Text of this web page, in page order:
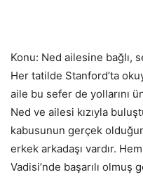
Konu: Ned ailesine bağlı,
Her tatilde Stanford’ta
aile bu sefer de yollarını
Ned ve ailesi kızıyla
kabusunun gerçek
erkek arkadaşı vardır.
Vadisi’nde başarılı olmuş